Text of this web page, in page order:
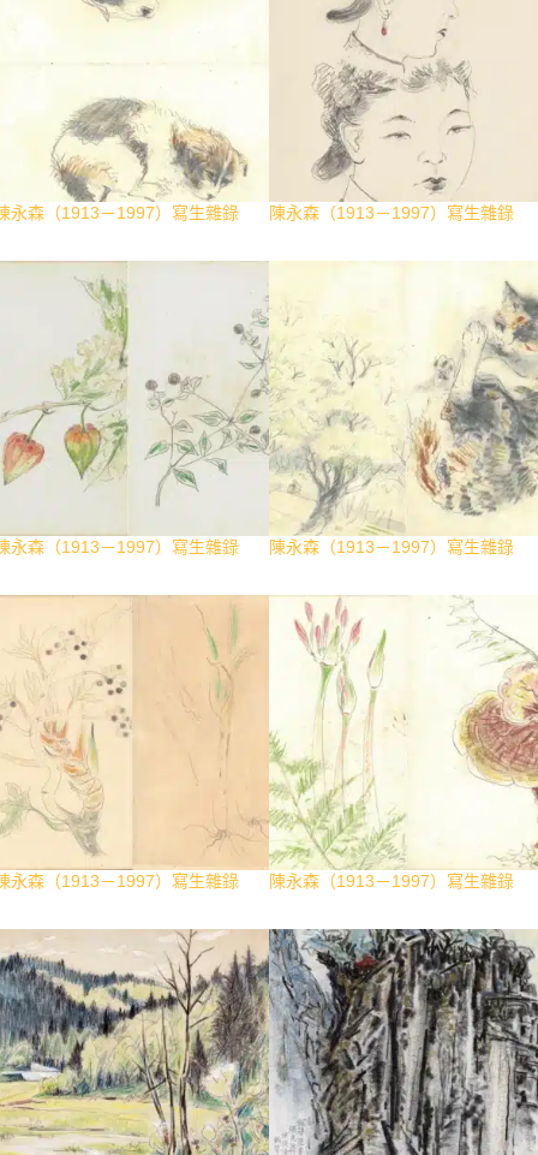
永森（1913－1997）寫生雜錄 陳永森（1913－1997）寫生雜錄
永森（1913－1997）寫生雜錄 陳永森（1913－1997）寫生雜錄
永森（1913－1997）寫生雜錄 陳永森（1913－1997）寫生雜錄